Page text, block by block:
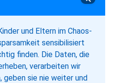
und Eltern im Chaos-
sensibilisiert
finden. Die Daten, die
verarbeiten wir
geben sie nie weiter und